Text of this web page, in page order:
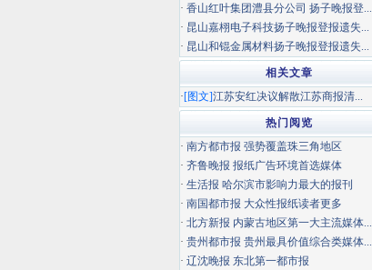
· 香山红叶集团澧县分公司 扬子晚报登...
· 昆山嘉栩电子科技扬子晚报登报遗失...
· 昆山和锟金属材料扬子晚报登报遗失...
相关文章
·[图文]江苏安红决议解散江苏商报清...
热门阅览
· 南方都市报 强势覆盖珠三角地区
· 齐鲁晚报 报纸广告环境首选媒体
· 生活报 哈尔滨市影响力最大的报刊
· 南国都市报 大众性报纸读者更多
· 北方新报 内蒙古地区第一大主流媒体...
· 贵州都市报 贵州最具价值综合类媒体...
· 辽沈晚报 东北第一都市报